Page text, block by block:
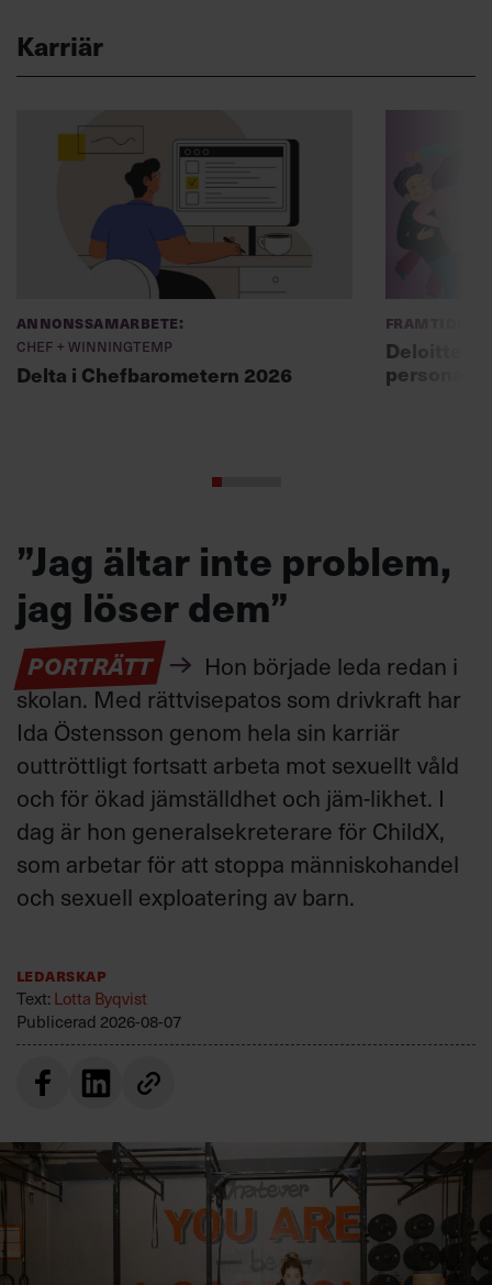
Karriär
Annonssamarbete:
Chef + Winningtemp
Delta i Chefbarometern 2026
Deloitte:
personal
”Jag ältar inte problem,
jag löser dem”
PORTRÄTT
Hon började leda redan i
skolan. Med rättvisepatos som drivkraft har
Ida Östensson genom hela sin karriär
outtröttligt fortsatt arbeta mot sexuellt våld
och för ökad jämställdhet och jäm-likhet. I
dag är hon generalsekreterare för ChildX,
som arbetar för att stoppa människohandel
och sexuell exploatering av barn.
Ledarskap
Text: Lotta Byqvist
Publicerad 2026-08-07